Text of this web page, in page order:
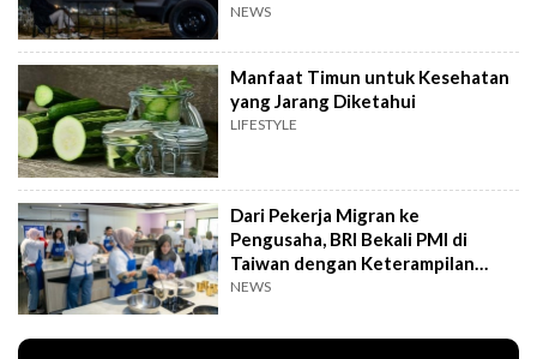
NEWS
Manfaat Timun untuk Kesehatan
yang Jarang Diketahui
LIFESTYLE
Dari Pekerja Migran ke
Pengusaha, BRI Bekali PMI di
Taiwan dengan Keterampilan
Bisnis
NEWS